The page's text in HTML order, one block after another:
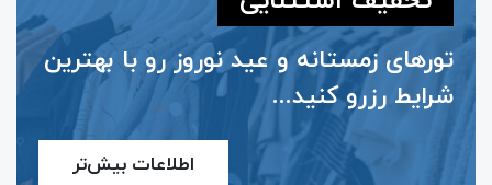
تورهای زمستانه و عید نوروز رو با بهترین
شرایط رزرو کنید...
اطلاعات بیش‌تر